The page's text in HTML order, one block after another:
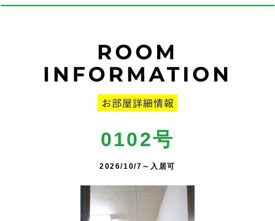
0102号
2026/10/7～入居可